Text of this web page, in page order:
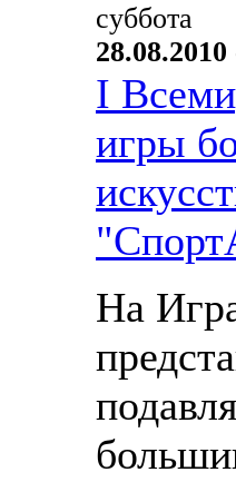
суббота
I
игры
На